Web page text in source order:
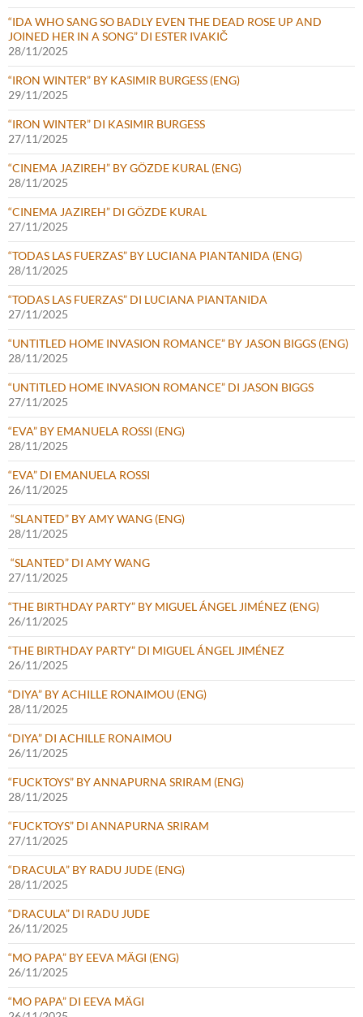
“IDA WHO SANG SO BADLY EVEN THE DEAD ROSE UP AND
JOINED HER IN A SONG” DI ESTER IVAKIČ
28/11/2025
“IRON WINTER” BY KASIMIR BURGESS (ENG)
29/11/2025
“IRON WINTER” DI KASIMIR BURGESS
27/11/2025
“CINEMA JAZIREH” BY GÖZDE KURAL (ENG)
28/11/2025
“CINEMA JAZIREH” DI GÖZDE KURAL
27/11/2025
“TODAS LAS FUERZAS” BY LUCIANA PIANTANIDA (ENG)
28/11/2025
“TODAS LAS FUERZAS” DI LUCIANA PIANTANIDA
27/11/2025
“UNTITLED HOME INVASION ROMANCE” BY JASON BIGGS (ENG)
28/11/2025
“UNTITLED HOME INVASION ROMANCE” DI JASON BIGGS
27/11/2025
“EVA” BY EMANUELA ROSSI (ENG)
28/11/2025
“EVA” DI EMANUELA ROSSI
26/11/2025
“SLANTED” BY AMY WANG (ENG)
28/11/2025
“SLANTED” DI AMY WANG
27/11/2025
“THE BIRTHDAY PARTY” BY MIGUEL ÁNGEL JIMÉNEZ (ENG)
26/11/2025
“THE BIRTHDAY PARTY” DI MIGUEL ÁNGEL JIMÉNEZ
26/11/2025
“DIYA” BY ACHILLE RONAIMOU (ENG)
28/11/2025
“DIYA” DI ACHILLE RONAIMOU
26/11/2025
“FUCKTOYS” BY ANNAPURNA SRIRAM (ENG)
28/11/2025
“FUCKTOYS” DI ANNAPURNA SRIRAM
27/11/2025
“DRACULA” BY RADU JUDE (ENG)
28/11/2025
“DRACULA” DI RADU JUDE
26/11/2025
“MO PAPA” BY EEVA MÄGI (ENG)
26/11/2025
“MO PAPA” DI EEVA MÄGI